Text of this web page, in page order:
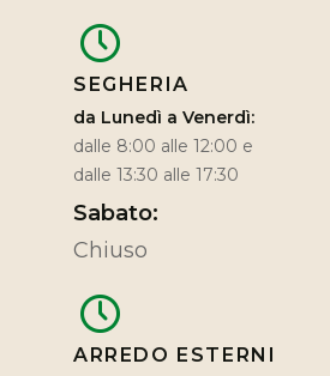
SEGHERIA
da Lunedì a Venerdì:
dalle 8:00 alle 12:00 e
dalle 13:30 alle 17:30
Sabato:
Chiuso
ARREDO ESTERNI